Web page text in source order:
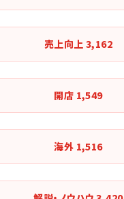
売上向上 3,162
開店 1,549
海外 1,516